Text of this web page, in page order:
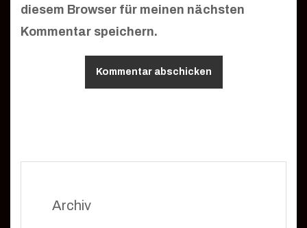
diesem Browser für meinen nächsten
Kommentar speichern.
Archiv